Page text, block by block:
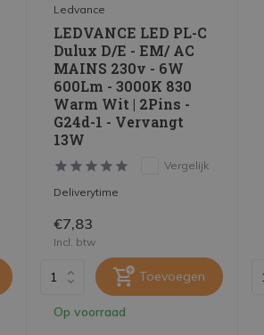
Ledvance
LEDVANCE LED PL-C
Dulux D/E - EM/ AC
MAINS 230v - 6W
600Lm - 3000K 830
Warm Wit | 2Pins -
G24d-1 - Vervangt
13W
Vergelijk
Deliverytime
€7,83
Incl. btw
Toevoegen
Op voorraad